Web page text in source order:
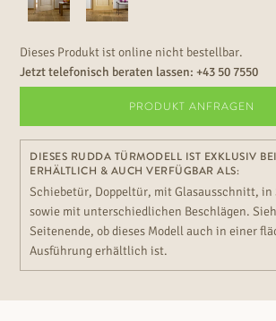
Dieses Produkt ist online nicht bestellbar.
Jetzt telefonisch beraten lassen:+43 50 7550
PRODUKT ANFRAGEN
DIESES RUDDA TÜRMODELL IST EXKLUSIV
ERHÄLTLICH & AUCH VERFÜGBAR ALS:
Schiebetür, Doppeltür, mit Glasausschnitt, in
sowie mit unterschiedlichen Beschlägen.
Seitenende, ob dieses Modell auch in einer
Ausführung erhältlich ist.